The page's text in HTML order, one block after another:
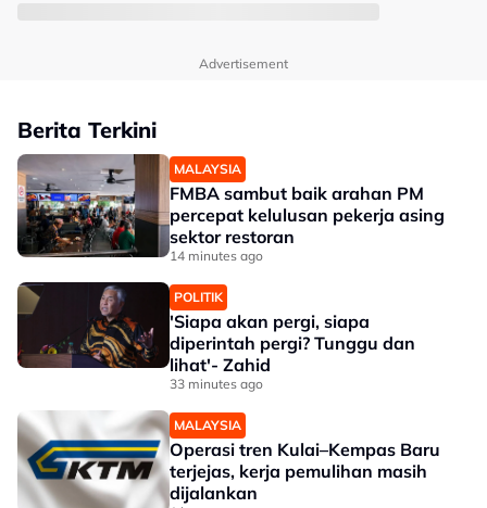
Advertisement
Berita Terkini
MALAYSIA
FMBA sambut baik arahan PM
percepat kelulusan pekerja asing
sektor restoran
14 minutes ago
POLITIK
'Siapa akan pergi, siapa
diperintah pergi? Tunggu dan
lihat'- Zahid
33 minutes ago
MALAYSIA
Operasi tren Kulai–Kempas Baru
terjejas, kerja pemulihan masih
dijalankan